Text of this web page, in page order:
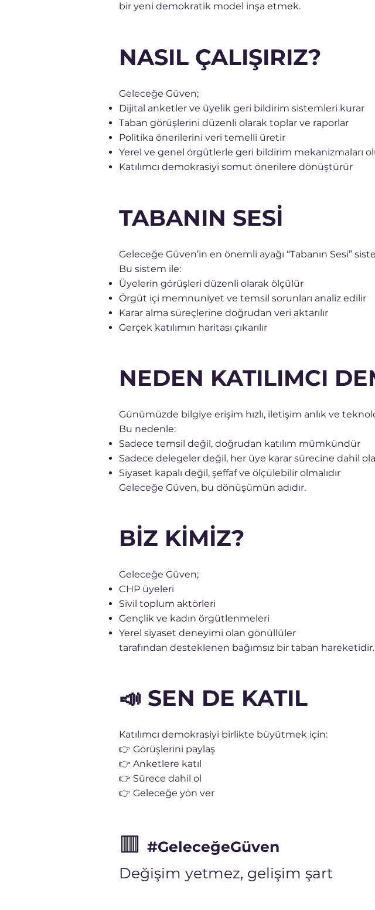
bir yeni demokratik model inşa etmek.
NASIL ÇALIŞIRIZ?
Geleceğe Güven;
Dijital anketler ve üyelik geri bildirim sistemleri kurar
Taban görüşlerini düzenli olarak toplar ve raporlar
Politika önerilerini veri temelli üretir
Yerel ve genel örgütlerle geri bildirim mekanizmaları
Katılımcı demokrasiyi somut önerilere dönüştürür
TABANIN SESİ
Geleceğe Güven’in en önemli ayağı “Tabanın Sesi”
Bu sistem ile:
Üyelerin görüşleri düzenli olarak ölçülür
Örgüt içi memnuniyet ve temsil sorunları analiz edilir
Karar alma süreçlerine doğrudan veri aktarılır
Gerçek katılımın haritası çıkarılır
NEDEN KATILIMCI
Günümüzde bilgiye erişim hızlı, iletişim anlık ve
Bu nedenle:
Sadece temsil değil, doğrudan katılım mümkündür
Sadece delegeler değil, her üye karar sürecine dahil
Siyaset kapalı değil, şeffaf ve ölçülebilir olmalıdır
Geleceğe Güven, bu dönüşümün adıdır.
BİZ KİMİZ?
Geleceğe Güven;
CHP üyeleri
Sivil toplum aktörleri
Gençlik ve kadın örgütlenmeleri
Yerel siyaset deneyimi olan gönüllüler
tarafından desteklenen bağımsız bir taban hareketidir.
📣 SEN DE KATIL
Katılımcı demokrasiyi birlikte büyütmek için:
👉 Görüşlerini paylaş
👉 Anketlere katıl
👉 Sürece dahil ol
👉 Geleceğe yön ver
🟥 #GeleceğeGüven
Değişim yetmez, gelişim şart